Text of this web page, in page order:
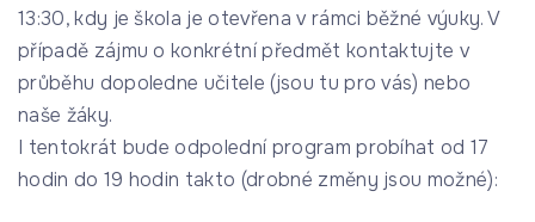
13:30, kdy je škola je otevřena v rámci běžné výuky. V
případě zájmu o konkrétní předmět kontaktujte v
průběhu dopoledne učitele (jsou tu pro vás) nebo
naše žáky.
I tentokrát bude odpolední program probíhat od 17
hodin do 19 hodin takto (drobné změny jsou možné):